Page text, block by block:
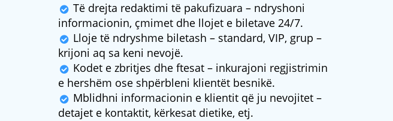
Të drejta redaktimi të pakufizuara – ndryshoni
informacionin, çmimet dhe llojet e biletave 24/7.
Lloje të ndryshme biletash – standard, VIP, grup –
krijoni aq sa keni nevojë.
Kodet e zbritjes dhe ftesat – inkurajoni regjistrimin
e hershëm ose shpërbleni klientët besnikë.
Mblidhni informacionin e klientit që ju nevojitet –
detajet e kontaktit, kërkesat dietike, etj.